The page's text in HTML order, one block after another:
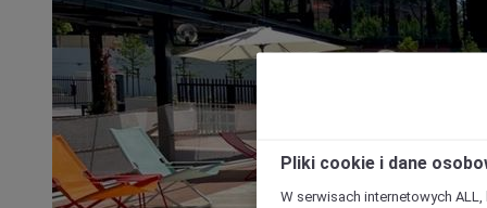
Pliki cookie i dane
W serwisach internetowych